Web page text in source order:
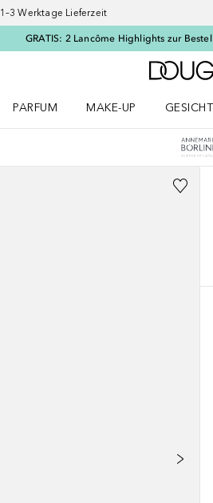
1–3 Werktage Lieferzeit
GRATIS: 2 Lancôme Highlights zur
PARFUM
MAKE-UP
GESICHT